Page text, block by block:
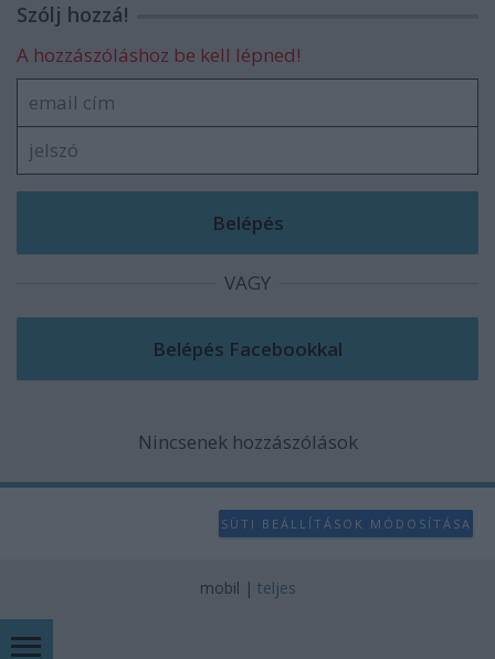
Szólj hozzá!
A hozzászóláshoz be kell lépned!
VAGY
Nincsenek hozzászólások
SÜTI BEÁLLÍTÁSOK MÓDOSÍTÁSA
mobil | teljes